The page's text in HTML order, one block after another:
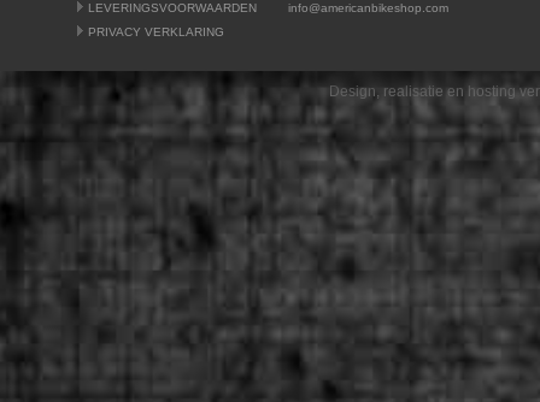
LEVERINGSVOORWAARDEN
PRIVACY VERKLARING
info@americanbikeshop.com
Design, realisatie en hosting